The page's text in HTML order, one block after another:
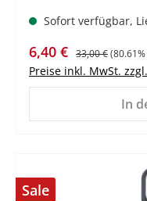
Sofort verfügbar,
Verkaufspreis:
6,40 € Regulärer Preis:
33,00 €
Preise inkl. MwSt.
In
Sale